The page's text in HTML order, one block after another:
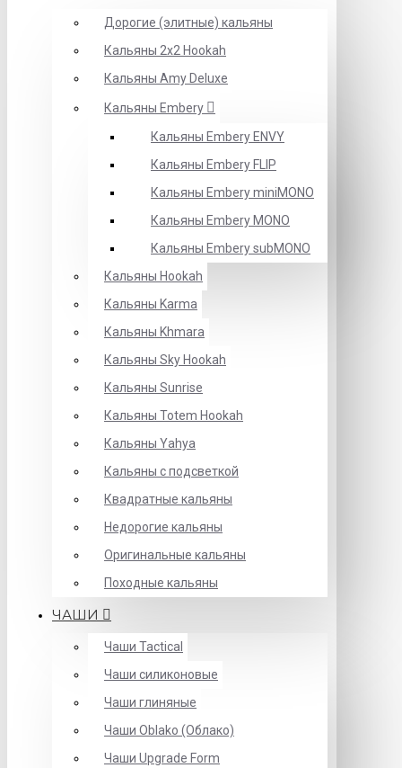
Дорогие (элитные) кальяны
Кальяны 2х2 Hookah
Кальяны Amy Deluxe
Кальяны Embery
Кальяны Embery ENVY
Кальяны Embery FLIP
Кальяны Embery miniMONO
Кальяны Embery MONO
Кальяны Embery subMONO
Кальяны Hookah
Кальяны Karma
Кальяны Khmara
Кальяны Sky Hookah
Кальяны Sunrise
Кальяны Totem Hookah
Кальяны Yahya
Кальяны с подсветкой
Квадратные кальяны
Недорогие кальяны
Оригинальные кальяны
Походные кальяны
ЧАШИ
Чаши Tactical
Чаши силиконовые
Чаши глиняные
Чаши Oblako (Облако)
Чаши Upgrade Form